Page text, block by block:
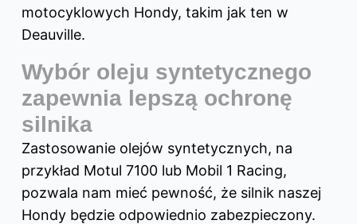
motocyklowych Hondy, takim jak ten w
Deauville.
Wybór oleju syntetycznego
zapewnia lepszą ochronę
silnika
Zastosowanie olejów syntetycznych, na
przykład Motul 7100 lub Mobil 1 Racing,
pozwala nam mieć pewność, że silnik naszej
Hondy będzie odpowiednio zabezpieczony.